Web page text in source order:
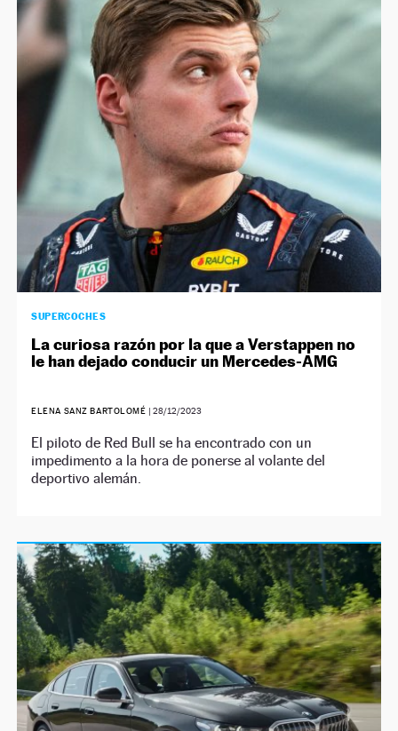
SUPERCOCHES
La curiosa razón por la que a Verstappen no
le han dejado conducir un Mercedes-AMG
ELENA SANZ BARTOLOMÉ | 28/12/2023
El piloto de Red Bull se ha encontrado con un
impedimento a la hora de ponerse al volante del
deportivo alemán.